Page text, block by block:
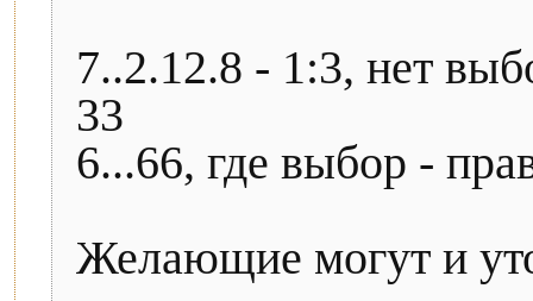
7..2.12.8 - 1:3, нет
33
6...66, где выбор -
Желающие могут и